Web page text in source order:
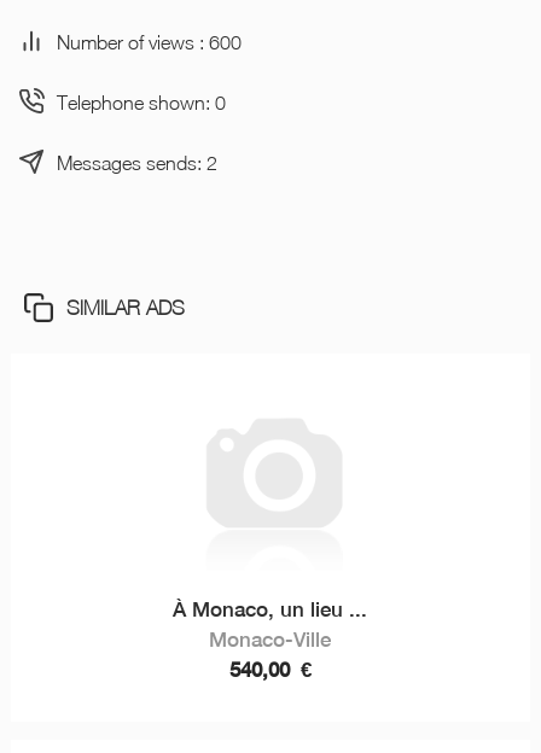
Number of views : 600
Telephone shown: 0
Messages sends: 2
SIMILAR ADS
À Monaco, un lieu ...
Monaco-Ville
540,00 €